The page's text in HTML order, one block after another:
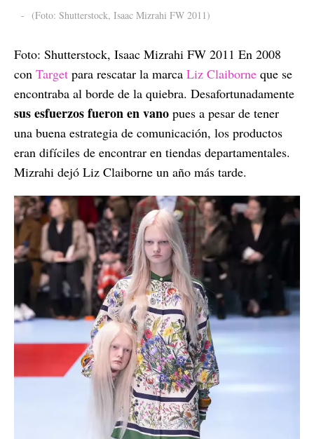
- (Foto: Shutterstock, Isaac Mizrahi FW 2011)
Foto: Shutterstock, Isaac Mizrahi FW 2011 En 2008
con Target para rescatar la marca Liz Claiborne que se
encontraba al borde de la quiebra. Desafortunadamente
sus esfuerzos fueron en vano pues a pesar de tener
una buena estrategia de comunicación, los productos
eran difíciles de encontrar en tiendas departamentales.
Mizrahi dejó Liz Claiborne un año más tarde.